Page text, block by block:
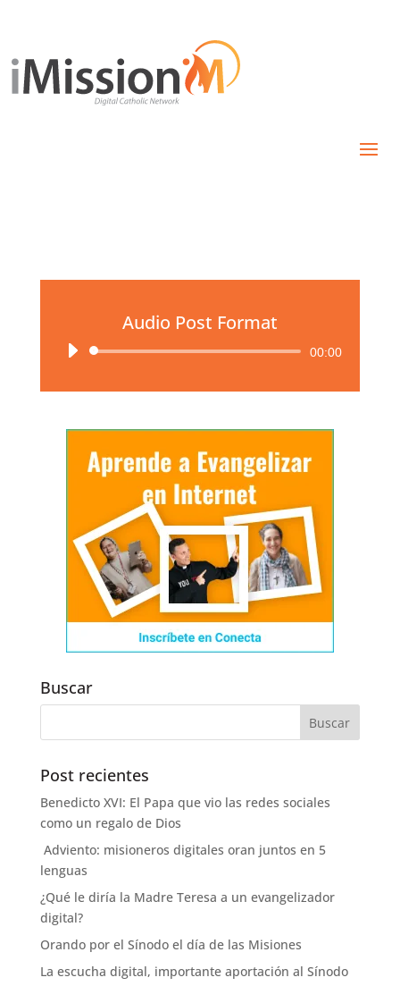
Audio Post Format
Reproductor
audio
00:00
Buscar
Post recientes
Benedicto XVI: El Papa que vio las redes sociales
como un regalo de Dios
Adviento: misioneros digitales oran juntos en 5
lenguas
¿Qué le diría la Madre Teresa a un evangelizador
digital?
Orando por el Sínodo el día de las Misiones
La escucha digital, importante aportación al Sínodo